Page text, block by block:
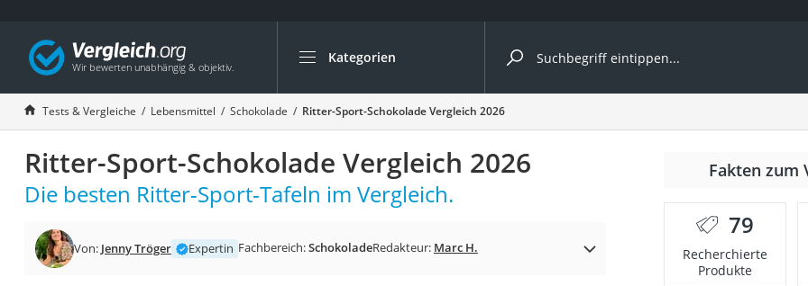
Kategorien
Die beliebtesten Vergleiche nach Kategorie
Lebensmittel
Schwarzkümmelöl
Knäckebrot
Schwarzkümmelöl-Kapseln
Eiklar
Tests & Vergleiche Lebensmittel Schokolade Ritter-Sport-Schokolade Vergleich 2026
Ritter-Sport-Schokolade Vergleich 2026
Die besten Ritter-Sport-Tafeln im Vergleich.
Von: Jenny Tröger Expertin Fachbereich:SchokoladeRedakteur: Marc H.
Fakten zum
79
Recherchierte
Produkte